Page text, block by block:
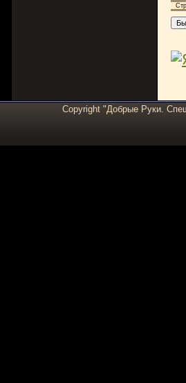
Copyright "Добрые Руки.